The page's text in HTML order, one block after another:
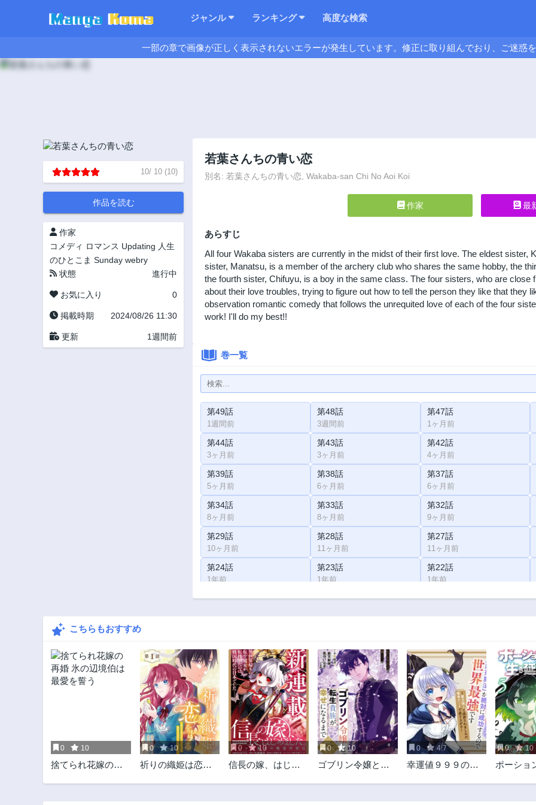
ジャンル ランキング 高度な検索
一部の章で画像が正しく表示されないエラーが発生しています。修正に取り組んでおり、ご迷惑
10/ 10 (10)
作品を読む
作家
コメディ ロマンス Updating 人生
のひとこま Sunday webry
状態
進行中
お気に入り 0
掲載時期 2024/08/26 11:30
更新 1週間前
若葉さんちの青い恋
別名: 若葉さんちの青い恋, Wakaba-san Chi No Aoi Koi
作家 最
あらすじ
All four Wakaba sisters are currently in the midst of their first love. The eldest sister,
sister, Manatsu, is a member of the archery club who shares the same hobby, the
the fourth sister, Chifuyu, is a boy in the same class. The four sisters, who are close
about their love troubles, trying to figure out how to tell the person they like that they
observation romantic comedy that follows the unrequited love of each of the four
work! I'll do my best!!
巻一覧
第49話
1週間前
第48話
3週間前
第47話
1ヶ月前
第44話
3ヶ月前
第43話
3ヶ月前
第42話
4ヶ月前
第39話
5ヶ月前
第38話
6ヶ月前
第37話
6ヶ月前
第34話
8ヶ月前
第33話
8ヶ月前
第32話
9ヶ月前
第29話
10ヶ月前
第28話
11ヶ月前
第27話
11ヶ月前
第24話
1年前
第23話
1年前
第22話
1年前
第19話 第18話 第17話
第10話
2年前
第9話
2年前
第8話
2年前
第6話
2年前
第5.5話
2年前
第5話
2年前
第3話
2年前
第2話
2年前
第1.5話
2年前
こちらもおすすめ
0 10
捨てられ花嫁の再
0 10
祈りの織姫は恋を
たら、婚約者が初
0 10
信長の嫁、はじめ
～
0 10
ゴブリン令嬢と転
女のための前世知
0 4.7
幸運値９９９の
ので世界最強です
0 10
ポーショ